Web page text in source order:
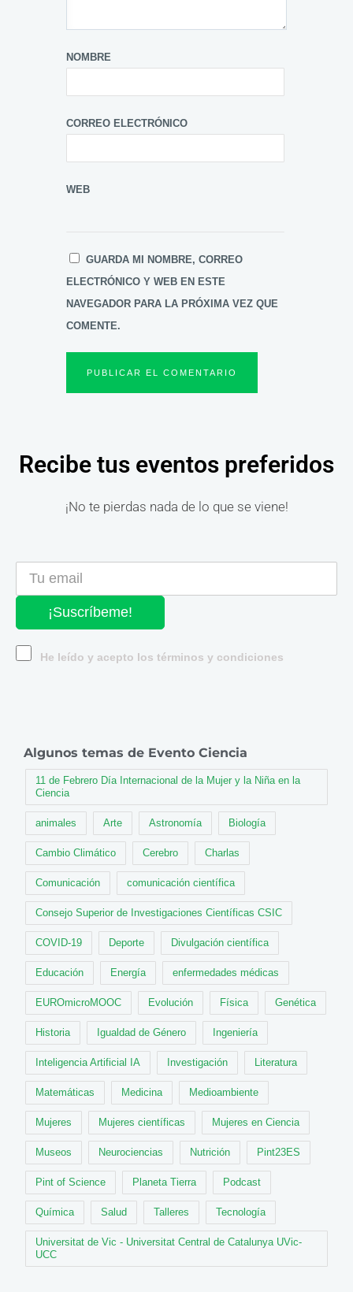
NOMBRE
CORREO ELECTRÓNICO
WEB
GUARDA MI NOMBRE, CORREO
ELECTRÓNICO Y WEB EN ESTE
NAVEGADOR PARA LA PRÓXIMA VEZ QUE
COMENTE.
Recibe tus eventos preferidos
¡No te pierdas nada de lo que se viene!
¡Suscríbeme!
He leído y acepto los términos y condiciones
Algunos temas de Evento Ciencia
11 de Febrero Día Internacional de la Mujer y la Niña en la
Ciencia
animales Arte Astronomía Biología
Cambio Climático Cerebro Charlas
Comunicación comunicación científica
Consejo Superior de Investigaciones Científicas CSIC
COVID-19 Deporte Divulgación científica
Educación Energía enfermedades médicas
EUROmicroMOOC Evolución Física Genética
Historia Igualdad de Género Ingeniería
Inteligencia Artificial IA Investigación Literatura
Matemáticas Medicina Medioambiente
Mujeres Mujeres científicas Mujeres en Ciencia
Museos Neurociencias Nutrición Pint23ES
Pint of Science Planeta Tierra Podcast
Química Salud Talleres Tecnología
Universitat de Vic - Universitat Central de Catalunya UVic-
UCC